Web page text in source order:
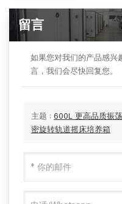
留言
如果您对我们的产品感兴
言，我们会尽快回复您。
主题 : 600L 更高品质振
密旋转轨道摇床培养箱